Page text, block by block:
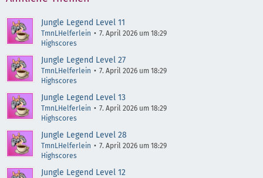
Jungle Legend Level 11
TmnLHelferlein
7. April 2026 um 18:29
Highscores
Jungle Legend Level 27
TmnLHelferlein
7. April 2026 um 18:29
Highscores
Jungle Legend Level 13
TmnLHelferlein
7. April 2026 um 18:29
Highscores
Jungle Legend Level 28
TmnLHelferlein
7. April 2026 um 18:29
Highscores
Jungle Legend Level 12